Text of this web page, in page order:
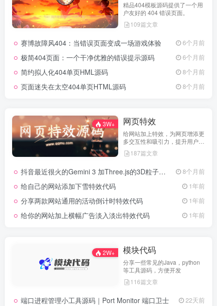
精品404模板源码提供了一个用
户友好的 404 错误页面。
109篇文章
赛博故障风404：当错误页面变成一场游戏体验 6个月前
极简404页面：一个干净优雅的错误提示源码 6个月前
简约拟人化404单页HML源码 8个月前
页面迷失在太空404单页HTML源码 8个月前
3W+ 网页特效
给网站加上特效，为网页增添更
多交互性和吸引力，提升用户体
验 187篇文章
抖音最近很火的Gemini 3 加Three.js的3D粒子交互代码 共十三款 8个月前
给自己的网站添加下雪特效代码 1年前
分享两款网站通用的活动倒计时特效代码 1年前
给你的网站加上横幅广告淡入淡出特效代码 1年前
2W+ 模块代码
分享一些常见的Java，python
等工具源码，方便开发
116篇文章
端口进程管理小工具源码｜Port Monitor 端口卫士 22天前